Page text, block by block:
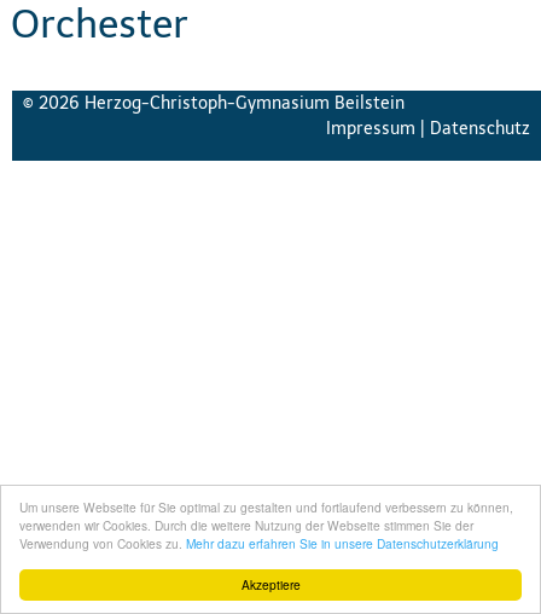
Akzeptiere
Um unsere Webseite für Sie optimal zu gestalten und fortlaufend verbessern zu können,
verwenden wir Cookies. Durch die weitere Nutzung der Webseite stimmen Sie der
Verwendung von Cookies zu. Mehr dazu erfahren Sie in unsere Datenschutzerklärung
Orchester
© 2026 Herzog-Christoph-Gymnasium Beilstein
Impressum
Datenschutz